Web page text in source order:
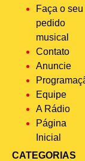
Faça o seu
pedido
musical
Contato
Anuncie
Equipe
A Rádio
Página
Inicial
CATEGORIAS